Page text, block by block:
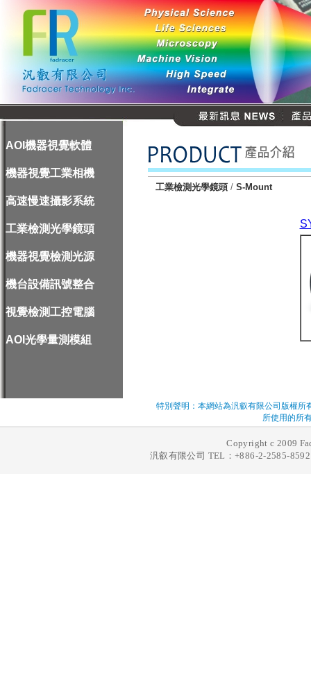
AOI機器視覺軟體
機器視覺工業相機
高速慢速攝影系統
工業檢測光學鏡頭
機器視覺檢測光源
機台設備訊號整合
視覺檢測工控電腦
AOI光學量測模組
工業檢測光學鏡頭 /S-Mount
特別聲明：本網站為汎叡有限公司版權
所使用的所
Copyright c 2009
汎叡有限公司 TEL：+886-2-2585-